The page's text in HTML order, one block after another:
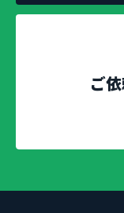
ご